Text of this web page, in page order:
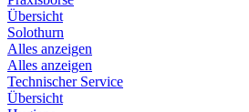
Übersicht
Solothurn
Alles anzeigen
Alles anzeigen
Technischer Service
Übersicht